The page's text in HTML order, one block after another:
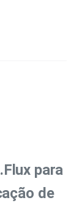
para
de